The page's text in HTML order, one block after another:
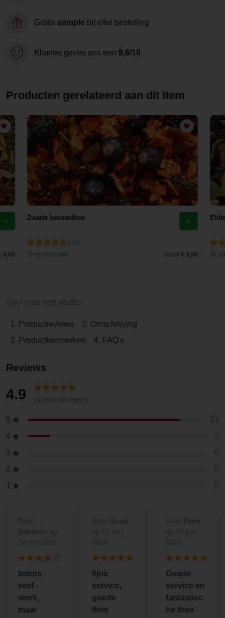
Gratis sample bij elke bestelling
Klanten geven ons een 9,6/10
Producten gerelateerd aan dit item
4,09
Zwarte bessenthee
Op voorraad
Vanaf € 3,96
1. Productreviews
2. Omschrijving
3. Productkenmerken
4. FAQ's
Reviews
4.9
5
4
3
2
1
Intens -
veel -
sterk,
maar
fijne
service,
goede
thee
Goede
service en
fantastisc
he thee